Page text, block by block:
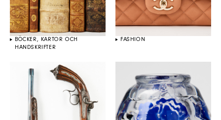
BÖCKER, KARTOR OCH
HANDSKRIFTER
FASHION